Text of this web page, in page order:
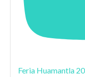
Feria Huamantla